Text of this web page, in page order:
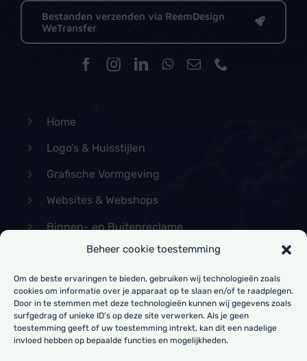
Beheer cookie toestemming
Om de beste ervaringen te bieden, gebruiken wij technologieën zoals
cookies om informatie over je apparaat op te slaan en/of te raadplegen.
Door in te stemmen met deze technologieën kunnen wij gegevens zoals
surfgedrag of unieke ID's op deze site verwerken. Als je geen
toestemming geeft of uw toestemming intrekt, kan dit een nadelige
invloed hebben op bepaalde functies en mogelijkheden.
Bestanden verzenden via ReemDesign
WeTransfer
Home
Logo’s & Huisstijlen
Grafische Vormgeving
Websites & Webshops
Binnen- en Buitenreclame
Strippenkaart
Contact
Privacyverklaring
Verwerkersovereenkomst